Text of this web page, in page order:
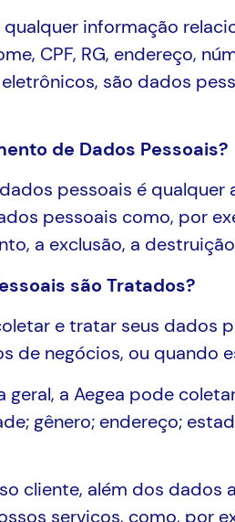
qualquer informação
CPF, RG, endereço,
são dados
de Dados Pessoais?
pessoais é
pessoais como, por
a exclusão, a
são Tratados?
e tratar seus dados
de negócios, ou quando
geral, a Aegea pode
gênero; endereço;
cliente, além dos
serviços, como, por